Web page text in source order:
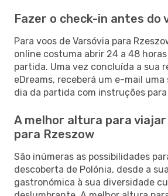
Fazer o check-in antes do
Para voos de Varsóvia para
online costuma abrir 24 a 48
partida. Uma vez concluída a sua
eDreams, receberá um e-mail
dia da partida com instruções
A melhor altura para viajar
para Rzeszow
São inúmeras as possibilidades
descoberta de Polónia, desde a
gastronómica à sua diversidade